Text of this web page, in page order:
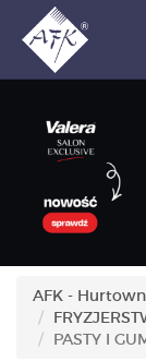
AFK -
PASTY I